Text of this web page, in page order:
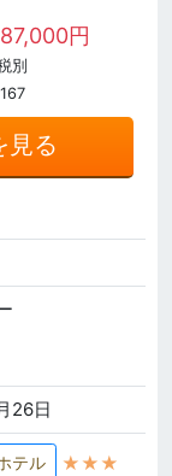
円
別
見る
26日
テル ★★★